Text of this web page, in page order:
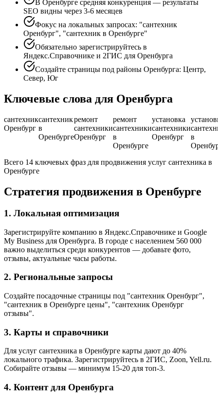
В Оренбурге средняя конкуренция — результаты
SEO видны через 3-6 месяцев
Фокус на локальных запросах: "сантехник
Оренбург", "сантехник в Оренбурге"
Обязательно зарегистрируйтесь в
Яндекс.Справочнике и 2ГИС для Оренбурга
Создайте страницы под районы Оренбурга: Центр,
Север, Юг
Ключевые слова для Оренбурга
сантехник
Оренбург
сантехник
в
Оренбурге
ремонт
сантехники
Оренбург
ремонт
сантехники
в
Оренбурге
установка
сантехники
Оренбург
в
Всего 14 ключевых фраз для продвижения услуг сантехника в
Оренбурге
Стратегия продвижения в Оренбурге
1. Локальная оптимизация
Зарегистрируйте компанию в Яндекс.Справочнике и Google
My Business для Оренбурга. В городе с населением 560 000
важно выделиться среди конкурентов — добавьте фото,
отзывы, актуальные часы работы.
2. Региональные запросы
Создайте посадочные страницы под "сантехник Оренбург",
"сантехник в Оренбурге цены", "сантехник Оренбург
отзывы".
3. Карты и справочники
Для услуг сантехника в Оренбурге карты дают до 40%
локального трафика. Зарегистрируйтесь в 2ГИС, Zoon, Yell.ru.
Собирайте отзывы — минимум 15-20 для топ-3.
4. Контент для Оренбурга